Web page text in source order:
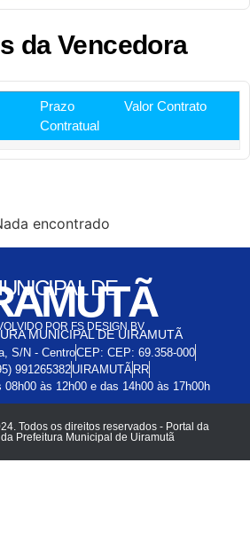
da Vencedora
Prazo
Contratual
Valor Contrato
encontrado
DE
POR FS DESIGN BV
MUNICIPAL DE UIRAMUTÃ
S/N - CentroCEP: CEP: 69.358-000
991265382UIRAMUTÃ RR
às 12h00 e das 14h00 às 17h00h
Todos os direitos reservados - Portal da
Prefeitura Municipal de Uiramutã